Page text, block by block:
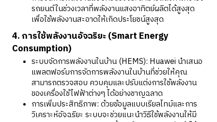
รถยนต์ในช่วงเวลาที่พลังงานแสงอาทิตย์ผลิตได้สูงสุด
เพื่อใช้พลังงานสะอาดให้เกิดประโยชน์สูงสุด
4. การใช้พลังงานอัจฉริยะ (Smart Energy
Consumption)
ระบบจัดการพลังงานในบ้าน (HEMS): Huawei นำเสนอ
แพลตฟอร์มการจัดการพลังงานในบ้านที่ช่วยให้คุณ
สามารถตรวจสอบ ควบคุมและปรับแต่งการใช้พลังงาน
ของเครื่องใช้ไฟฟ้าต่างๆ ได้อย่างชาญฉลาด
การเพิ่มประสิทธิภาพ: ด้วยข้อมูลแบบเรียลไทม์และการ
วิเคราะห์อัจฉริยะ ระบบจะช่วยแนะนำวิธีใช้พลังงานให้มี